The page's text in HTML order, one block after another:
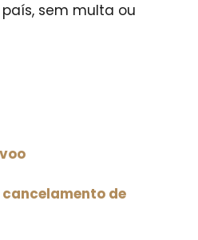
sem multa ou
de